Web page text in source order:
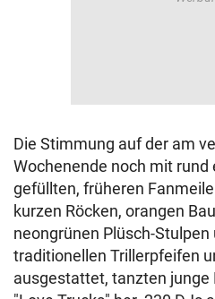
Die Stimmung auf der am
Wochenende noch mit
gefüllten, früheren
kurzen Röcken, orangen
neongrünen Plüsch-Stulpen
traditionellen Trillerpfeifen
ausgestattet, tanzten junge